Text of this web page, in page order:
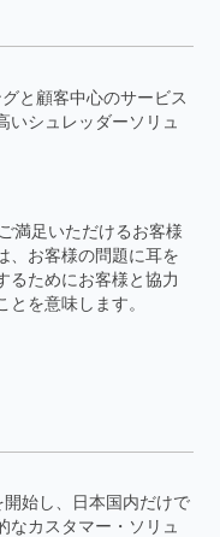
と顧客中心のサービス
いシュレッダーソリュ
満足いただけるお客様
、お客様の問題に耳を
るためにお客様と協力
を意味します。
始し、日本国内だけで
なカスタマー・ソリュ